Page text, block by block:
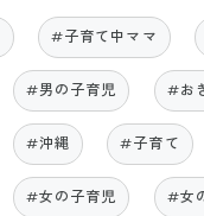
#子育て中ママ
#男の子育児 #お
#沖縄 #子育て
#女の子育児 #女